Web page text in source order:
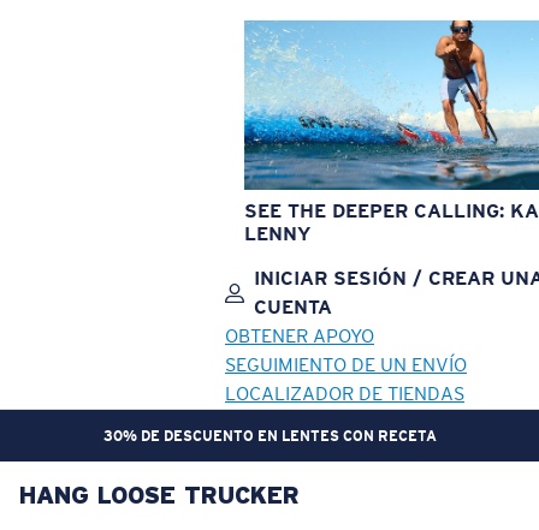
SEE THE DEEPER CALLING:
LENNY
INICIAR SESIÓN / CREAR
CUENTA
OBTENER APOYO
SEGUIMIENTO DE UN ENVÍO
LOCALIZADOR DE TIENDAS
30% DE DESCUENTO EN LENTES CON RECETA
OBJETIVO ACTUALIZADO¡AGREGADO AL CARRITO!
HANG LOOSE TRUCKER